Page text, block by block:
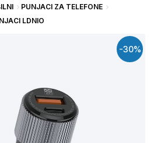
PUNJACI ZA TELEFONE
LDNIO
-30%